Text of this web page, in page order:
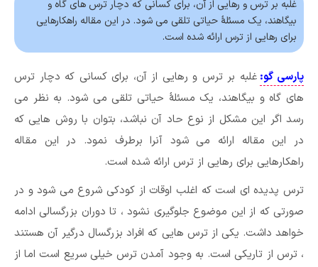
غلبه بر ترس و رهایی از آن، برای کسانی که دچار ترس های گاه و
بیگاهند، یک مسئلۀ حیاتی تلقی می شود. در این مقاله راهکارهایی
برای رهایی از ترس ارائه شده است.
پارسی گو: غلبه بر ترس و رهایی از آن، برای کسانی که دچار ترس
های گاه و بیگاهند، یک مسئلۀ حیاتی تلقی می شود. به نظر می
رسد اگر این مشکل از نوع حاد آن نباشد، بتوان با روش هایی که
در این مقاله ارائه می شود آنرا برطرف نمود. در این مقاله
راهکارهایی برای رهایی از ترس ارائه شده است.
ترس پدیده ای است که اغلب اوقات از کودکی شروع می شود و در
صورتی که از این موضوع جلوگیری نشود ، تا دوران بزرگسالی ادامه
خواهد داشت. یکی از ترس هایی که افراد بزرگسال درگیر آن هستند
، ترس از تاریکی است. به وجود آمدن ترس خیلی سریع است اما از